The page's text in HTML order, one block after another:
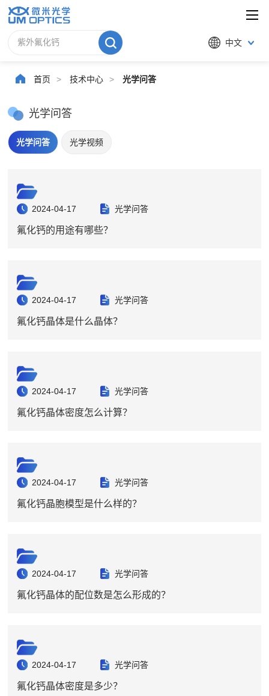
中文
首页 > 技术中心 > 光学问答
光学问答
光学问答 光学视频
2024-04-17 光学问答
氟化钙的用途有哪些？
2024-04-17 光学问答
氟化钙晶体是什么晶体？
2024-04-17 光学问答
氟化钙晶体密度怎么计算？
2024-04-17 光学问答
氟化钙晶胞模型是什么样的？
2024-04-17 光学问答
氟化钙晶体的配位数是怎么形成的？
2024-04-17 光学问答
氟化钙晶体密度是多少？